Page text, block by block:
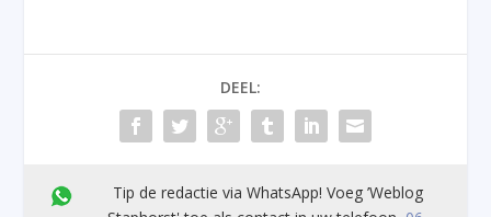
DEEL:
Tip de redactie via WhatsApp! Voeg ’Weblog